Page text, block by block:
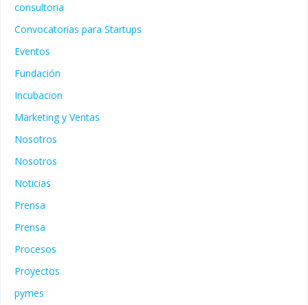
consultoria
Convocatorias para Startups
Eventos
Fundación
Incubacion
Marketing y Ventas
Nosotros
Nosotros
Noticias
Prensa
Prensa
Procesos
Proyectos
pymes